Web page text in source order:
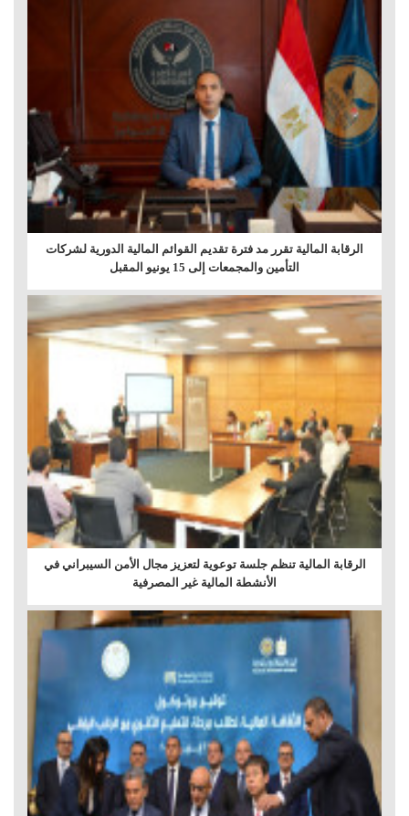
الرقابة المالية تقرر مد فترة تقديم القوائم المالية الدورية لشركات
التأمين والمجمعات إلى 15 يونيو المقبل
الرقابة المالية تنظم جلسة توعوية لتعزيز مجال الأمن السيبراني في
الأنشطة المالية غير المصرفية